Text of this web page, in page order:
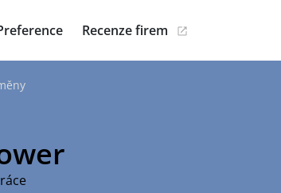
Recenze firem